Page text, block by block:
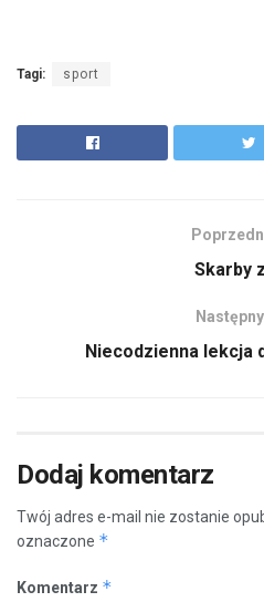
Tagi: sport
Skarby
Niecodzienna lekcja
Dodaj komentarz
Twój adres e-mail nie zostanie
oznaczone *
Komentarz *